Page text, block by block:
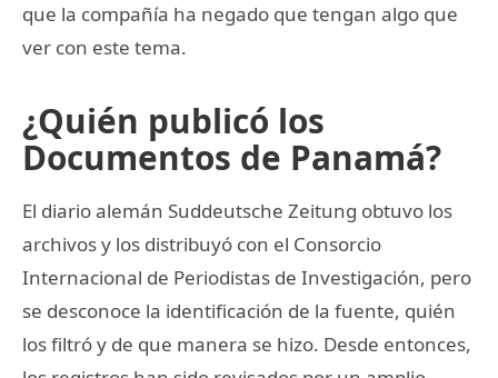
que la compañía ha negado que tengan algo que
ver con este tema.
¿Quién publicó los
Documentos de Panamá?
El diario alemán Suddeutsche Zeitung obtuvo los
archivos y los distribuyó con el Consorcio
Internacional de Periodistas de Investigación, pero
se desconoce la identificación de la fuente, quién
los filtró y de que manera se hizo. Desde entonces,